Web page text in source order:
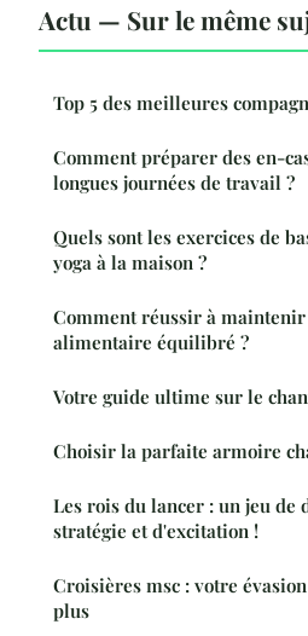
Actu — Sur le même
Top 5 des meilleures
Comment préparer des en-
longues journées de travail ?
Quels sont les exercices de
yoga à la maison ?
Comment réussir à
alimentaire équilibré ?
Votre guide ultime sur le
Choisir la parfaite armoire
Les rois du lancer : un jeu de
stratégie et d'excitation !
Croisières msc : votre
plus